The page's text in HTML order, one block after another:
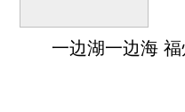
一边湖一边海